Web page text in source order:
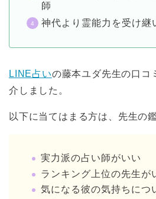
師
神代より霊能力を受け継
LINE占いの藤本ユダ先生の口コ
介しました。
以下に当てはまる方は、先生の
実力派の占い師がいい
ランキング上位の先生が
気になる彼の気持ちにつ